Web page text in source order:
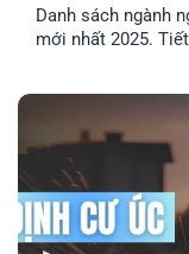
Danh sách ngành
mới nhất 2025.